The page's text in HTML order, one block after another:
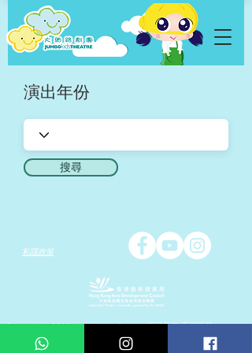
演出年份
搜尋
私隱政策
Copyright © 2026 Jumbo Kids Co.. Ltd. 版權所有 不得轉載